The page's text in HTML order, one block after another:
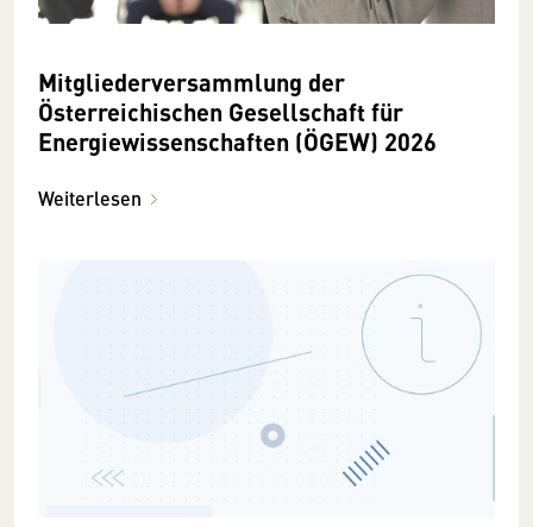
Mitgliederversammlung der
Österreichischen Gesellschaft für
Energiewissenschaften (ÖGEW) 2026
Weiterlesen